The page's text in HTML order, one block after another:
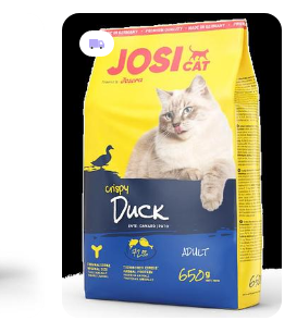
сук и прикорма щенков 12.5